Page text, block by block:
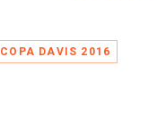
COPA DAVIS 2016